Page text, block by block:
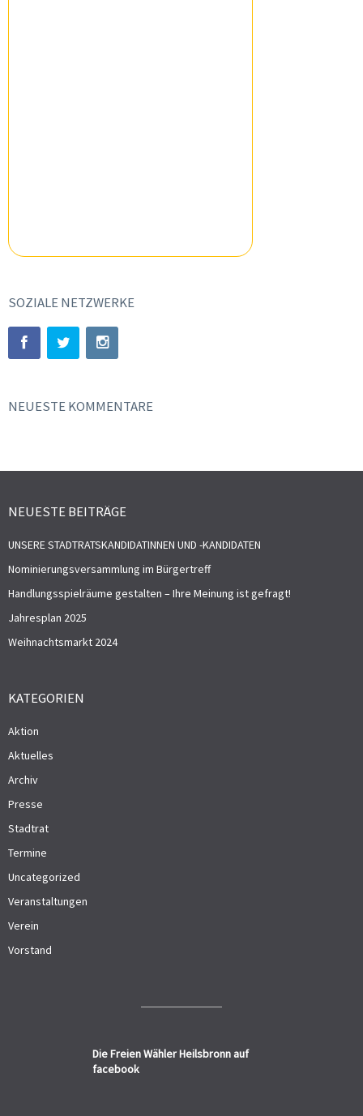
SOZIALE NETZWERKE
NEUESTE KOMMENTARE
NEUESTE BEITRÄGE
UNSERE STADTRATSKANDIDATINNEN UND -KANDIDATEN
Nominierungsversammlung im Bürgertreff
Handlungsspielräume gestalten – Ihre Meinung ist gefragt!
Jahresplan 2025
Weihnachtsmarkt 2024
KATEGORIEN
Aktion
Aktuelles
Archiv
Presse
Stadtrat
Termine
Uncategorized
Veranstaltungen
Verein
Vorstand
Die Freien Wähler Heilsbronn auf
facebook